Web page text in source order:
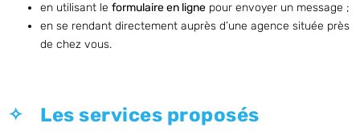
en utilisant le formulaire en ligne pour envoyer un message ;
en se rendant directement auprès d’une agence située près
de chez vous.
Les services proposés